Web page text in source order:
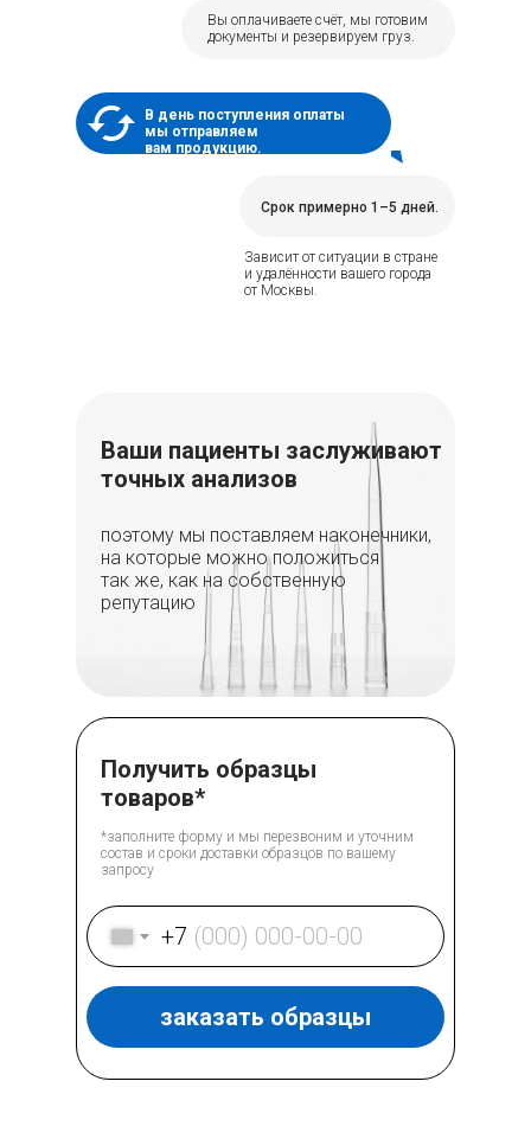
Зависит от ситуации в стране
и удалённости вашего города
от Москвы.
поэтому мы поставляем наконечники,
на которые можно положиться
так же, как на собственную
репутацию
*заполните форму и мы перезвоним и уточним
состав и сроки доставки образцов по вашему
запросу
Ваши пациенты заслуживают
точных анализов
Получить образцы
товаров*
В день поступления оплаты
мы отправляем
вам продукцию.
Вы оплачиваете счёт, мы готовим
документы и резервируем груз.
Срок примерно 1–5 дней.
+7
заказать образцы